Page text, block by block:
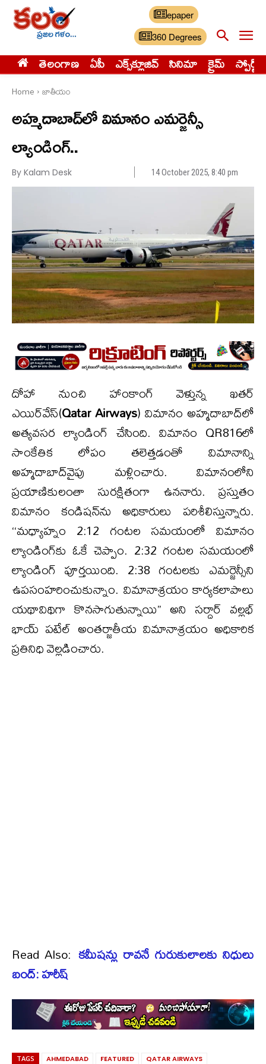
epaper
360 Degrees
తెలంగాణ ఏపీ ఎక్స్‌క్లూజివ్‌ సినిమా క్రైమ్ స్పోర్ట్స్
Home జాతీయం
అహ్మదాబాద్‌లో విమానం ఎమర్జెన్సీ
ల్యాండింగ్..
By Kalam Desk 14 October 2025, 8:40 pm
దోహా నుంచి హాంకాంగ్ వెళ్తున్న ఖతర్
ఎయిర్‌వేస్(Qatar Airways) విమానం అహ్మదాబాద్‌లో
అత్యవసర ల్యాండింగ్ చేసింది. విమానం QR816లో
సాంకేతిక లోపం తలెత్తడంతో విమానాన్ని
అహ్మదాబాద్‌వైపు మళ్లించారు. విమానంలోని
ప్రయాణికులంతా సురక్షితంగా ఉననారు. ప్రస్తుతం
విమానం కండిషన్‌ను అధికారులు పరిశీలిస్తున్నారు.
‘‘మధ్యాహ్నం 2:12 గంటల సమయంలో విమానం
ల్యాండింగ్‌కు ఓకే చెప్పాం. 2:32 గంటల సమయంలో
ల్యాండింగ్ పూర్తయింది. 2:38 గంటలకు ఎమర్జెన్సీని
ఉపసంహరించుకున్నాం. విమానాశ్రయం కార్యకలాపాలు
యథావిథిగా కొనసాగుతున్నాయి’’ అని సర్దార్ వల్లభ్
భాయ్ పటేల్ అంతర్జాతీయ విమానాశ్రయం అధికారిక
ప్రతినిధి వెల్లడించారు.
Read Also: కమీషన్లు రావనే గురుకులాలకు నిధులు
బంద్: హరీష్
TAGS AHMEDABAD FEATURED QATAR AIRWAYS